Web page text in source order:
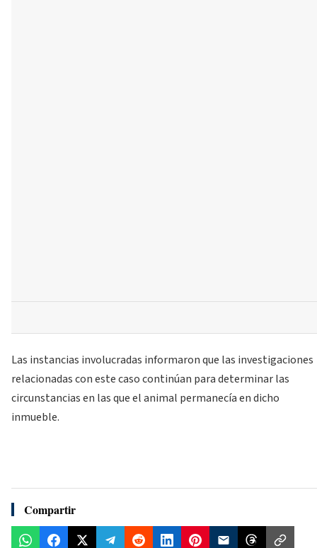
Las instancias involucradas informaron que las investigaciones
relacionadas con este caso continúan para determinar las
circunstancias en las que el animal permanecía en dicho
inmueble.
Compartir